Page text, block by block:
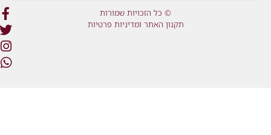
© כל הזכויות שמורות
תקנון האתר ומדיניות פרטיות